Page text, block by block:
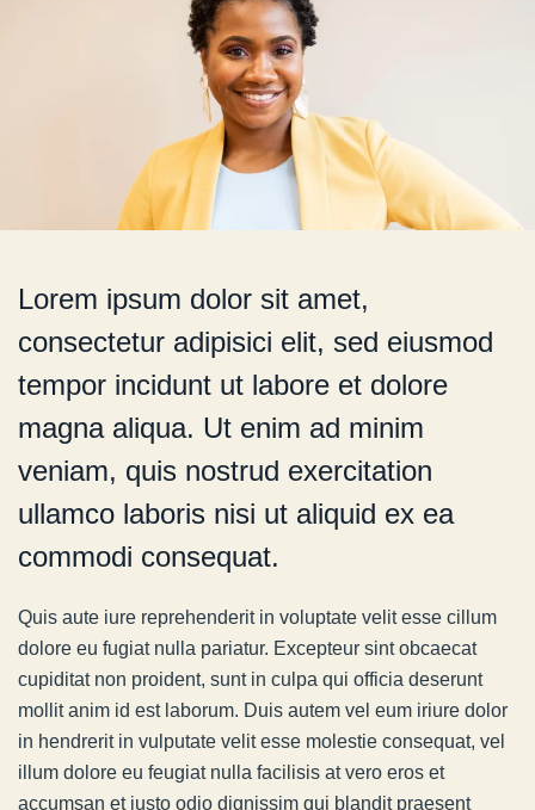
Lorem ipsum dolor sit amet,
consectetur adipisici elit, sed eiusmod
tempor incidunt ut labore et dolore
magna aliqua. Ut enim ad minim
veniam, quis nostrud exercitation
ullamco laboris nisi ut aliquid ex ea
commodi consequat.
Quis aute iure reprehenderit in voluptate velit esse cillum
dolore eu fugiat nulla pariatur. Excepteur sint obcaecat
cupiditat non proident, sunt in culpa qui officia deserunt
mollit anim id est laborum. Duis autem vel eum iriure dolor
in hendrerit in vulputate velit esse molestie consequat, vel
illum dolore eu feugiat nulla facilisis at vero eros et
accumsan et iusto odio dignissim qui blandit praesent